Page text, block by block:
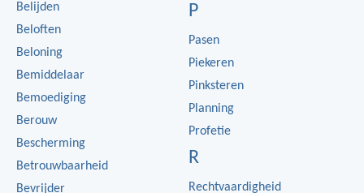
Belijden
Beloften
Beloning
Bemiddelaar
Bemoediging
Berouw
Bescherming
Betrouwbaarheid
Bevrijder
P
Pasen
Piekeren
Pinksteren
Planning
Profetie
R
Rechtvaardigheid